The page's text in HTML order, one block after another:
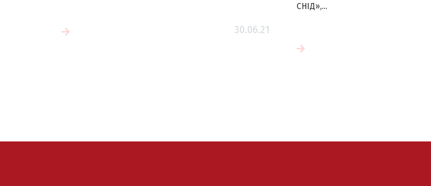
30.06.21
СНІД»,...